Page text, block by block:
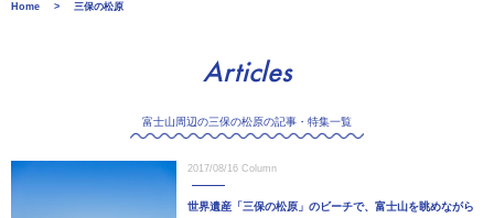
Home 三保の松原
Articles
富士山周辺の三保の松原の記事・特集一覧
2017/08/16 Column
世界遺産「三保の松原」のビーチで、富士山を眺めながら